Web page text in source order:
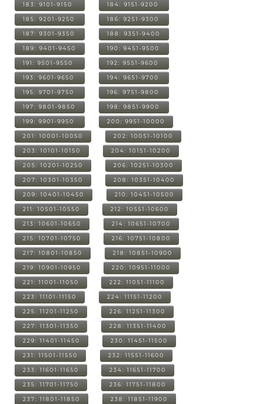
183: 9101-9150 184: 9151-9200
185: 9201-9250 186: 9251-9300
187: 9301-9350 188: 9351-9400
189: 9401-9450 190: 9451-9500
191: 9501-9550 192: 9551-9600
193: 9601-9650 194: 9651-9700
195: 9701-9750 196: 9751-9800
197: 9801-9850 198: 9851-9900
199: 9901-9950 200: 9951-10000
201: 10001-10050 202: 10051-10100
203: 10101-10150 204: 10151-10200
205: 10201-10250 206: 10251-10300
207: 10301-10350 208: 10351-10400
209: 10401-10450 210: 10451-10500
211: 10501-10550 212: 10551-10600
213: 10601-10650 214: 10651-10700
215: 10701-10750 216: 10751-10800
217: 10801-10850 218: 10851-10900
219: 10901-10950 220: 10951-11000
221: 11001-11050 222: 11051-11100
223: 11101-11150 224: 11151-11200
225: 11201-11250 226: 11251-11300
227: 11301-11350 228: 11351-11400
229: 11401-11450 230: 11451-11500
231: 11501-11550 232: 11551-11600
233: 11601-11650 234: 11651-11700
235: 11701-11750 236: 11751-11800
237: 11801-11850 238: 11851-11900